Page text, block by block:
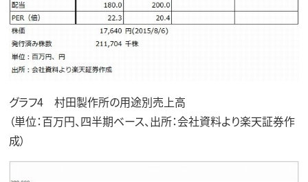
グラフ4 村田製作所の用途別売上高
（単位：百万円、四半期ベース、出所：会社資料より楽天証券作
成）